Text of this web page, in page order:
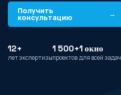
Получить
консультацию →
12+
лет экспертизы
1 500+
проектов
1 окно
для всей